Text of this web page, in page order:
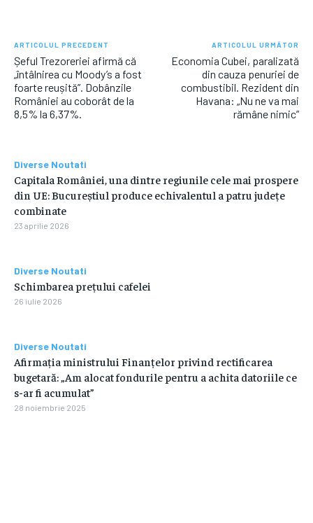
ARTICOLUL PRECEDENT
Șeful Trezoreriei afirmă că
„întâlnirea cu Moody’s a fost
foarte reușită”. Dobânzile
României au coborât de la
8,5% la 6,37%.
ARTICOLUL URMĂTOR
Economia Cubei, paralizată
din cauza penuriei de
combustibil. Rezident din
Havana: „Nu ne va mai
rămâne nimic”
Diverse Noutati
Capitala României, una dintre regiunile cele mai prospere
din UE: Bucureștiul produce echivalentul a patru județe
combinate
23 aprilie 2026
Diverse Noutati
Schimbarea prețului cafelei
26 iulie 2026
Diverse Noutati
Afirmația ministrului Finanțelor privind rectificarea
bugetară: „Am alocat fondurile pentru a achita datoriile ce
s-ar fi acumulat”
28 noiembrie 2025